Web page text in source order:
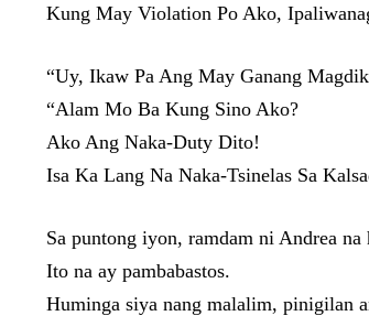
Kung May Violation Po Ako,
“Uy, Ikaw Pa Ang May Ganang
“Alam Mo Ba Kung Sino Ako?
Ako Ang Naka-Duty Dito!
Isa Ka Lang Na Naka-Tsinelas Sa
Sa puntong iyon, ramdam ni Andrea
Ito na ay pambabastos.
Huminga siya nang malalim, pinigilan